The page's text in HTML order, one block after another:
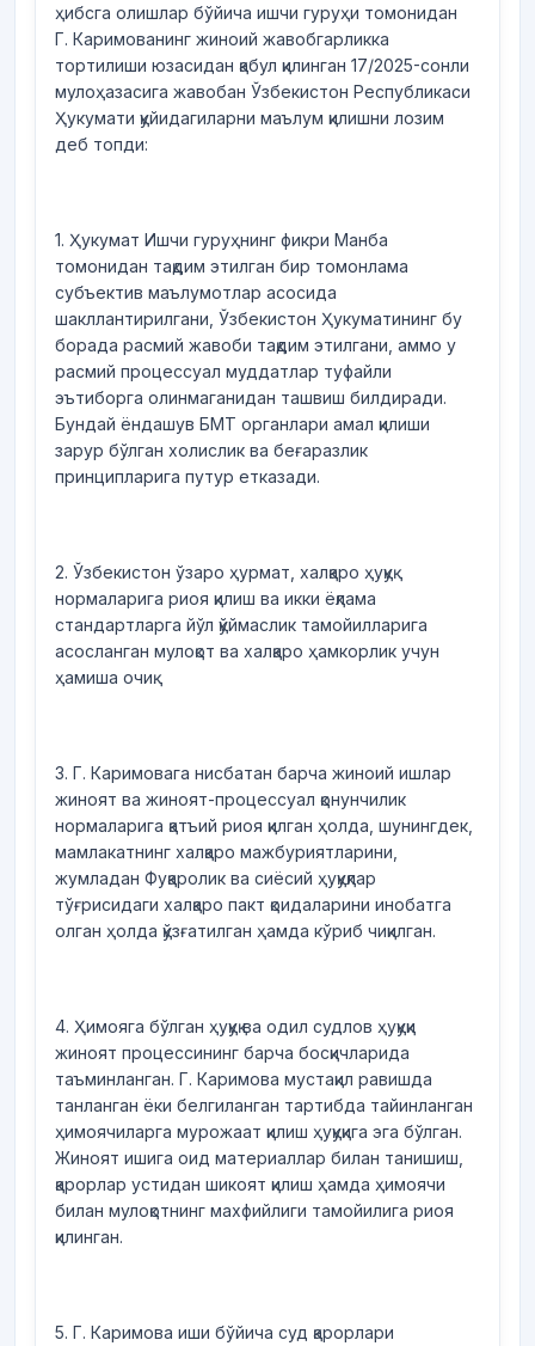
ҳибсга олишлар бўйича ишчи гуруҳи томонидан
Г. Каримованинг жиноий жавобгарликка
тортилиши юзасидан қабул қилинган 17/2025-сонли
мулоҳазасига жавобан Ўзбекистон Республикаси
Ҳукумати қуйидагиларни маълум қилишни лозим
деб топди:
1. Ҳукумат Ишчи гуруҳнинг фикри Манба
томонидан тақдим этилган бир томонлама
субъектив маълумотлар асосида
шакллантирилгани, Ўзбекистон Ҳукуматининг бу
борада расмий жавоби тақдим этилгани, аммо у
расмий процессуал муддатлар туфайли
эътиборга олинмаганидан ташвиш билдиради.
Бундай ёндашув БМТ органлари амал қилиши
зарур бўлган холислик ва беғаразлик
принципларига путур етказади.
2. Ўзбекистон ўзаро ҳурмат, халқаро ҳуқуқ
нормаларига риоя қилиш ва икки ёқлама
стандартларга йўл қўймаслик тамойилларига
асосланган мулоқот ва халқаро ҳамкорлик учун
ҳамиша очиқ.
3. Г. Каримовага нисбатан барча жиноий ишлар
жиноят ва жиноят-процессуал қонунчилик
нормаларига қатъий риоя қилган ҳолда, шунингдек,
мамлакатнинг халқаро мажбуриятларини,
жумладан Фуқаролик ва сиёсий ҳуқуқлар
тўғрисидаги халқаро пакт қоидаларини инобатга
олган ҳолда қўзғатилган ҳамда кўриб чиқилган.
4. Ҳимояга бўлган ҳуқуқ ва одил судлов ҳуқуқи
жиноят процессининг барча босқичларида
таъминланган. Г. Каримова мустақил равишда
танланган ёки белгиланган тартибда тайинланган
ҳимоячиларга мурожаат қилиш ҳуқуқига эга бўлган.
Жиноят ишига оид материаллар билан танишиш,
қарорлар устидан шикоят қилиш ҳамда ҳимоячи
билан мулоқотнинг махфийлиги тамойилига риоя
қилинган.
5. Г. Каримова иши бўйича суд қарорлари